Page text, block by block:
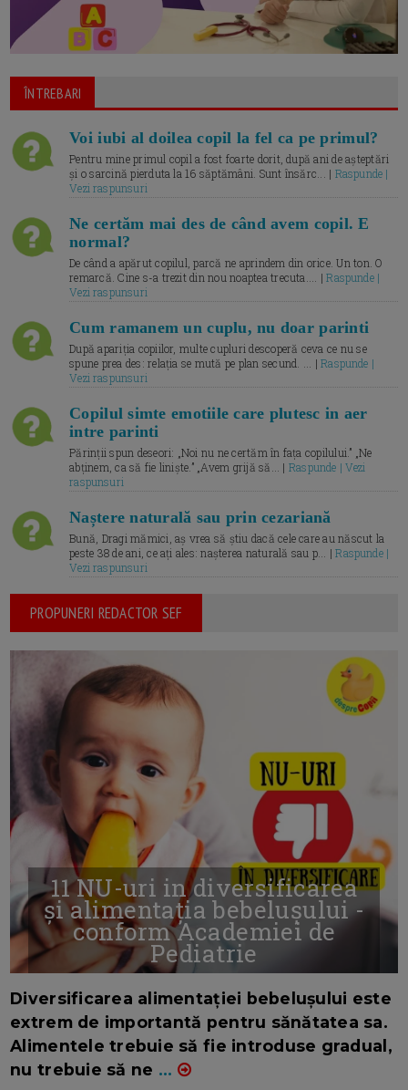
ÎNTREBARI
Voi iubi al doilea copil la fel ca pe primul?
Pentru mine primul copil a fost foarte dorit, după ani de așteptări
și o sarcină pierduta la 16 săptămâni. Sunt însărc... | Raspunde |
Vezi raspunsuri
Ne certăm mai des de când avem copil. E
normal?
De când a apărut copilul, parcă ne aprindem din orice. Un ton. O
remarcă. Cine s-a trezit din nou noaptea trecuta.... |Raspunde |
Vezi raspunsuri
Cum ramanem un cuplu, nu doar parinti
După apariția copiilor, multe cupluri descoperă ceva ce nu se
spune prea des: relația se mută pe plan secund. ... |Raspunde |
Vezi raspunsuri
Copilul simte emotiile care plutesc in aer
intre parinti
Părinții spun deseori: „Noi nu ne certăm în fața copilului.” „Ne
abținem, ca să fie liniște.” „Avem grijă să... | Raspunde | Vezi
raspunsuri
Naștere naturală sau prin cezariană
Bună, Dragi mămici, aș vrea să știu dacă cele care au născut la
peste 38 de ani, ce ați ales: nașterea naturală sau p... |Raspunde |
Vezi raspunsuri
PROPUNERI REDACTOR SEF
11 NU-uri in diversificarea
și alimentația bebelușului -
conform Academiei de
Pediatrie
Diversificarea alimentației bebelușului este
extrem de importantă pentru sănătatea sa.
Alimentele trebuie să fie introduse gradual,
nu trebuie să ne ...